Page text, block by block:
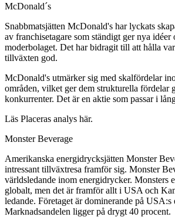
McDonald´s
Snabbmatsjätten McDonald's har lyckats
av franchisetagare som ständigt ger nya
moderbolaget. Det har bidragit till att hålla
tillväxten god.
McDonald's utmärker sig med skalfördelar
områden, vilket ger dem strukturella fördelar
konkurrenter. Det är en aktie som passar i
Läs Placeras analys här.
Monster Beverage
Amerikanska energidrycksjätten Monster
intressant tillväxtresa framför sig. Monster
världsledande inom energidrycker. Monsters
globalt, men det är framför allt i USA och
ledande. Företaget är dominerande på
Marknadsandelen ligger på drygt 40 procent.